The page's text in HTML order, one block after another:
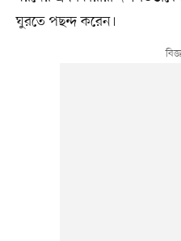
ঘুরতে পছন্দ করেন।